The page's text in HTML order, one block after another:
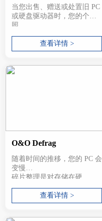
当您出售、赠送或处置旧 PC
或硬盘驱动器时，您的个人
照...
查看详情 >
O&O Defrag
随着时间的推移，您的 PC 会
变慢
碎片整理是对存储在硬...
查看详情 >